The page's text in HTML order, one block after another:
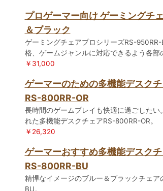
プロゲーマー向け ゲーミングチ
＆ブラック
ゲーミングチェアプロシリーズRS-
格、ゲームジャンルに対応できるよう各部
￥31,000
ゲーマーのための多機能デスク
RS-800RR-OR
長時間のゲームプレイも快適に過ごした
れた多機能デスクチェアRS-800RR-OR。
￥26,320
ゲーマーおすすめ多機能デスク
RS-800RR-BU
精悍なイメージのブルー＆ブラックチェ
BU。